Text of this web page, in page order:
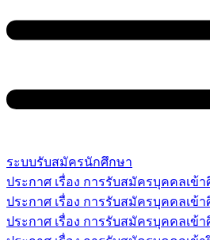
ระบบรับสมัครนักศึกษา
ประกาศ เรื่อง การรับสมัครบุคคลเ
ประกาศ เรื่อง การรับสมัครบุคคลเ
ประกาศ เรื่อง การรับสมัครบุคคลเ